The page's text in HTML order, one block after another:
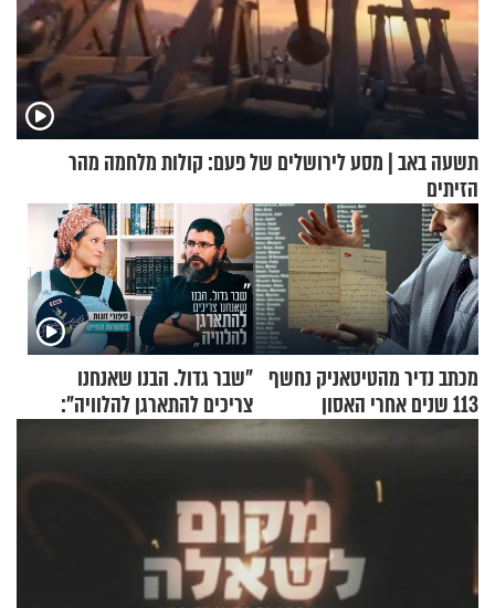
תשעה באב | מסע לירושלים של פעם: קולות מלחמה מהר
הזיתים
מכתב נדיר מהטיטאניק נחשף
113 שנים אחרי האסון
"שבר גדול. הבנו שאנחנו
צריכים להתארגן להלוויה":
זוגיות במבחן, הפעם עם מרים
וגד דנינו